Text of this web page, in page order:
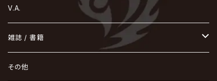
己龍
黒夢
ジグソウ
シド
SPLENDID GOD GIRAFFE
逹瑯
DAVID / SUI / 縁
Tourbillon
NEVERLAND
NoGoD
NOCTURNAL BLOODLUST
Fatüm
BabyKingdom
THE BEETHOVEN
ほ
POIDOL
HOLLOWGRAM
ミスイ
MUCC / ムック
め
メトロノーム
MERRY / メリー
も
THE MORTAL
YUKIYA / 藤田幸也
ユナイト
よ
rice
Rides In ReVellion
り
Leetspeak monsters
Ricky
る
Ruiza
れ
わ
wyse
我が為
V.A.
雑誌 / 書籍
hévn
その他